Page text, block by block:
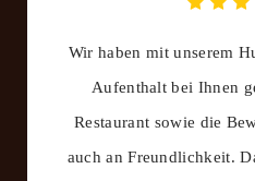
Wir haben mit unserem
Aufenthalt bei Ihnen
Restaurant sowie die
auch an Freundlichkeit.